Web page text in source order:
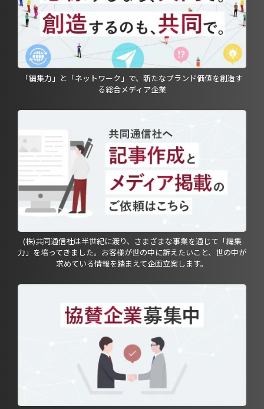
「編集力」と「ネットワーク」で、新たなブランド価値を創造す
る総合メディア企業
(株)共同通信社は半世紀に渡り、さまざまな事業を通じて「編集
力」を培ってきました。お客様が世の中に訴えたいこと、世の中が
求めている情報を踏まえて企画立案します。